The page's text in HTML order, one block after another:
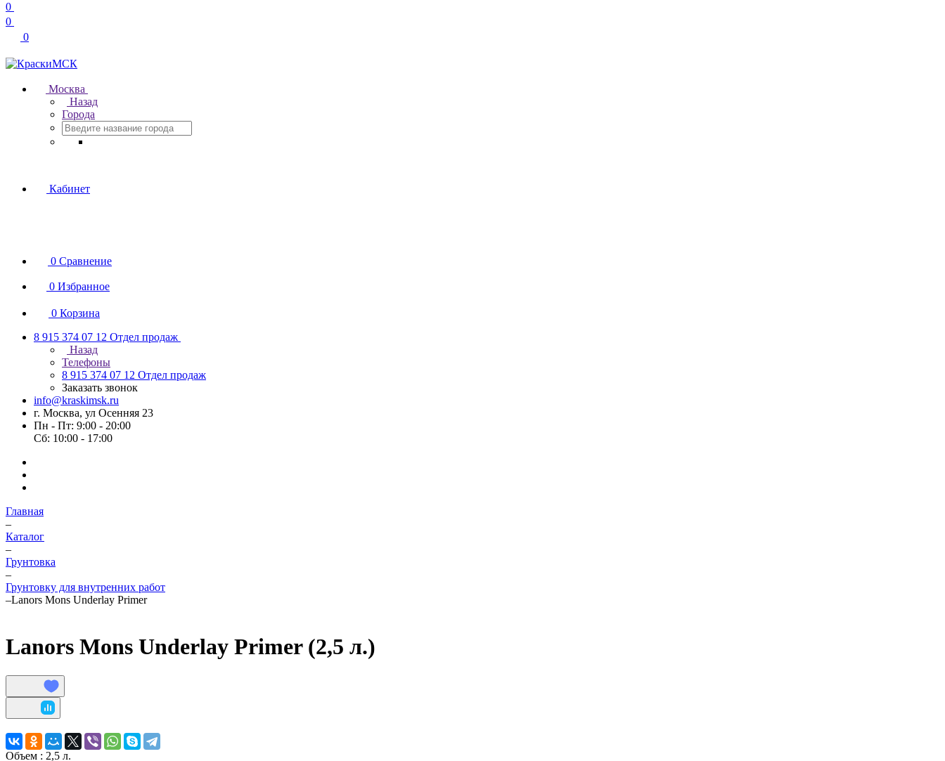
0
0
0
Москва
Назад
Города
Кабинет
0 Сравнение
0 Избранное
0 Корзина
8 915 374 07 12 Отдел продаж
Назад
Телефоны
8 915 374 07 12 Отдел продаж
Заказать звонок
info@kraskimsk.ru
г. Москва, ул Осенняя 23
Пн - Пт: 9:00 - 20:00
Сб: 10:00 - 17:00
Главная
–
Каталог
–
Грунтовка
–
Грунтовку для внутренних работ
–Lanors Mons Underlay Primer
Lanors Mons Underlay Primer (2,5 л.)
Объем : 2,5 л.